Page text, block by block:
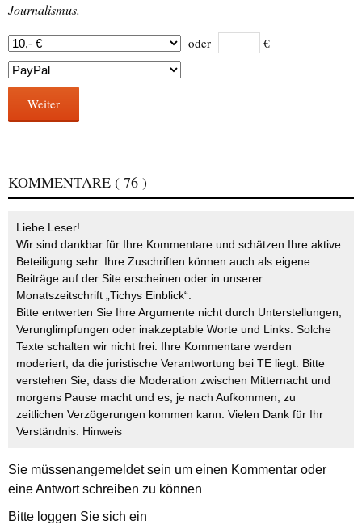
Journalismus.
oder €
Weiter
KOMMENTARE ( 76 )
Liebe Leser!
Wir sind dankbar für Ihre Kommentare und schätzen Ihre aktive
Beteiligung sehr. Ihre Zuschriften können auch als eigene
Beiträge auf der Site erscheinen oder in unserer
Monatszeitschrift „Tichys Einblick“.
Bitte entwerten Sie Ihre Argumente nicht durch Unterstellungen,
Verunglimpfungen oder inakzeptable Worte und Links. Solche
Texte schalten wir nicht frei. Ihre Kommentare werden
moderiert, da die juristische Verantwortung bei TE liegt. Bitte
verstehen Sie, dass die Moderation zwischen Mitternacht und
morgens Pause macht und es, je nach Aufkommen, zu
zeitlichen Verzögerungen kommen kann. Vielen Dank für Ihr
Verständnis. Hinweis
Sie müssenangemeldetsein um einen Kommentar oder
eine Antwort schreiben zu können
Bitte loggen Sie sich ein